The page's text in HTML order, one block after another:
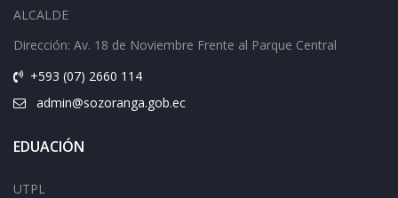
ALCALDE
Dirección: Av. 18 de Noviembre Frente al Parque Central
+593 (07) 2660 114
admin@sozoranga.gob.ec
EDUACIÓN
UTPL